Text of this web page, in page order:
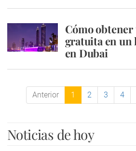
Cómo
gratuita en un
en Dubai
Anterior 1 2 3 4
Noticias de hoy